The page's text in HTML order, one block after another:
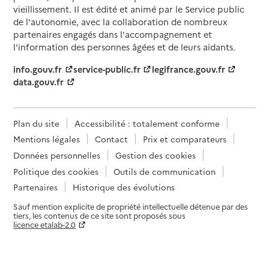
vieillissement. Il est édité et animé par le Service public
de l'autonomie, avec la collaboration de nombreux
partenaires engagés dans l'accompagnement et
l'information des personnes âgées et de leurs aidants.
info.gouv.fr
service-public.fr
legifrance.gouv.fr
data.gouv.fr
Plan du site
Accessibilité : totalement conforme
Mentions légales
Contact
Prix et comparateurs
Données personnelles
Gestion des cookies
Politique des cookies
Outils de communication
Partenaires
Historique des évolutions
Sauf mention explicite de propriété intellectuelle détenue par des
tiers, les contenus de ce site sont proposés sous
licence etalab-2.0